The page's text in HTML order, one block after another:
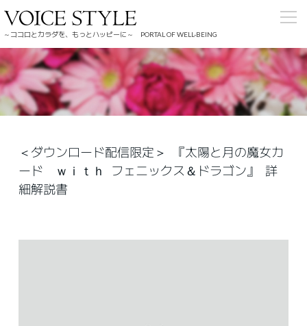
～ココロとカラダを、もっとハッピーに～ PORTAL OF WELL-BEING
＜ダウンロード配信限定＞ 『太陽と月の魔女カ
ード ｗｉｔｈ フェニックス＆ドラゴン』 詳
細解説書